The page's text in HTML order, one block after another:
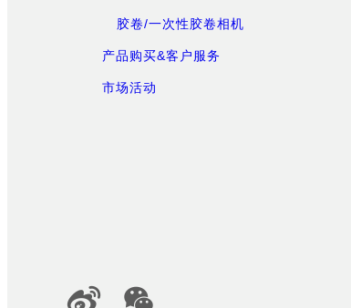
胶卷/一次性胶卷相机
产品购买&客户服务
市场活动
Official Social Media Accounts